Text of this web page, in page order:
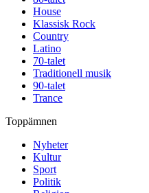
House
Klassisk Rock
Country
Latino
70-talet
Traditionell musik
90-talet
Trance
Toppämnen
Nyheter
Kultur
Sport
Politik